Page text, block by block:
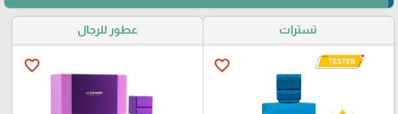
تسترات
favorite_border
عطور للرجال
favorite_border